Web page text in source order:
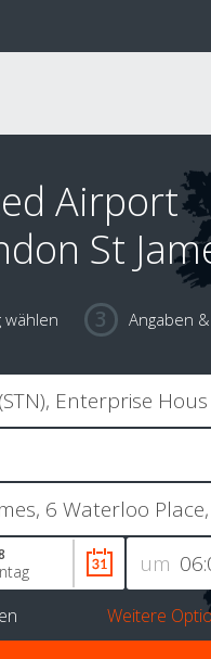
Airport
St
wählen Angaben
um
Weitere